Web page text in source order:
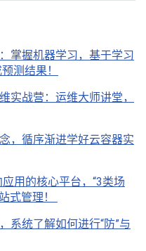
掌握机器学习，基于学习
测结果！
实战营：运维大师讲堂，
，循序渐进学好云容器实
用的核心平台，“3类场
式管理！
系统了解如何进行“防”与